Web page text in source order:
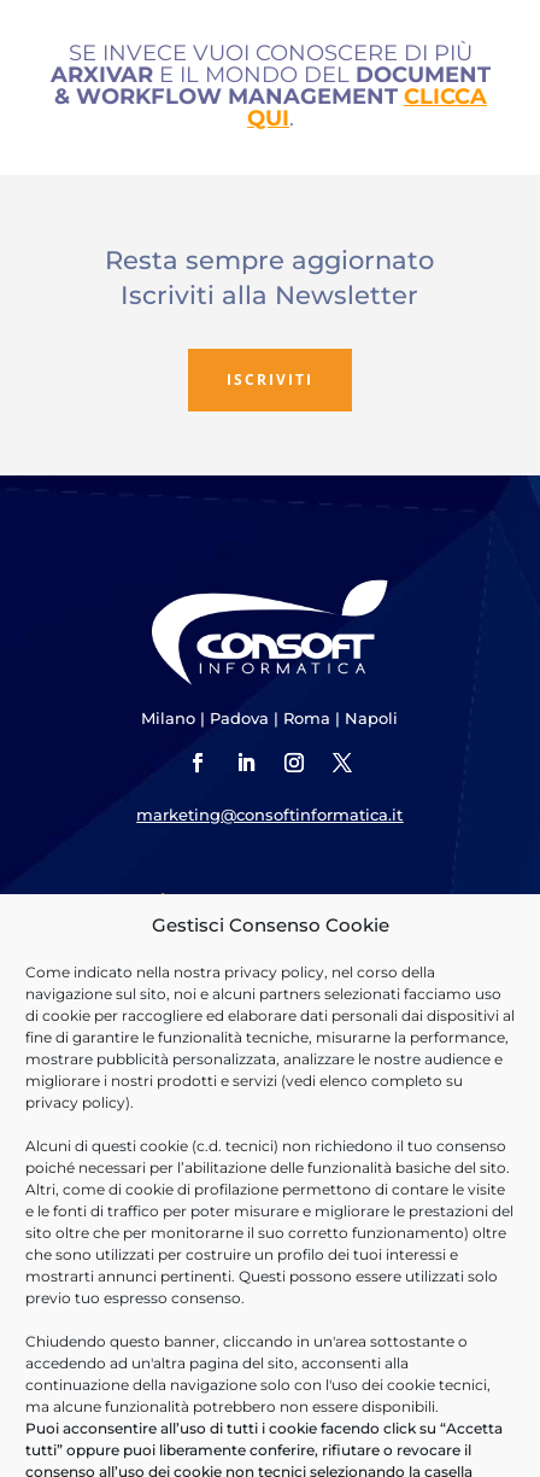
Gestisci Consenso Cookie
Come indicato nella nostra privacy policy, nel corso della
navigazione sul sito, noi e alcuni partners selezionati facciamo uso
di cookie per raccogliere ed elaborare dati personali dai dispositivi al
fine di garantire le funzionalità tecniche, misurarne la performance,
mostrare pubblicità personalizzata, analizzare le nostre audience e
migliorare i nostri prodotti e servizi (vedi elenco completo su
privacy policy).
Alcuni di questi cookie (c.d. tecnici) non richiedono il tuo consenso
poiché necessari per l’abilitazione delle funzionalità basiche del sito.
Altri, come di cookie di profilazione permettono di contare le visite
e le fonti di traffico per poter misurare e migliorare le prestazioni del
sito oltre che per monitorarne il suo corretto funzionamento) oltre
che sono utilizzati per costruire un profilo dei tuoi interessi e
mostrarti annunci pertinenti. Questi possono essere utilizzati solo
previo tuo espresso consenso.
Chiudendo questo banner, cliccando in un'area sottostante o
accedendo ad un'altra pagina del sito, acconsenti alla
continuazione della navigazione solo con l'uso dei cookie tecnici,
ma alcune funzionalità potrebbero non essere disponibili.
Puoi acconsentire all’uso di tutti i cookie facendo click su “Accetta
tutti” oppure puoi liberamente conferire, rifiutare o revocare il
consenso all’uso dei cookie non tecnici selezionando la casella
SE INVECE VUOI CONOSCERE DI PIÙ
ARXIVAR E IL MONDO DEL DOCUMENT
& WORKFLOW MANAGEMENT CLICCA
QUI.
Resta sempre aggiornato
Iscriviti alla Newsletter
ISCRIVITI
Milano | Padova | Roma | Napoli
marketing@consoftinformatica.it
Cosa Offriamo
Sosteniamo il percorso di Digital Transformation
dei nostri
clienti implementando soluzioni basate su piattaforme
tecnologiche leader di mercato, realizzando applicativi custom
ed erogando servizi professionali di qualità.
Scopri di più
Lavora con noi
Che tu sia un professionista con esperienza, o un neolaureato,
abbiamo la posizione giusta per te.
Invia candidatura
Accesso Rapido
Contatti
Servizi